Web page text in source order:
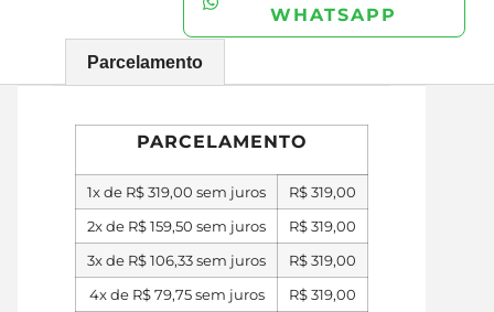
WHATSAPP
Parcelamento
PARCELAMENTO
1x de R$319,00 sem juros R$319,00
2x de R$159,50 sem juros R$319,00
3x de R$106,33sem juros R$319,00
4x de R$79,75sem juros R$319,00